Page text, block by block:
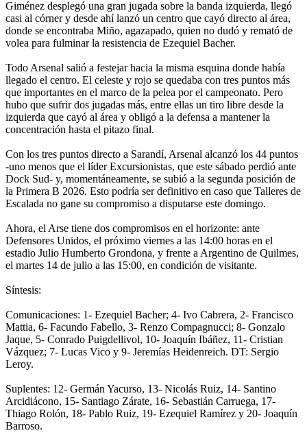
Giménez desplegó una gran jugada sobre la banda izquierda, llegó
casi al córner y desde ahí lanzó un centro que cayó directo al área,
donde se encontraba Miño, agazapado, quien no dudó y remató de
volea para fulminar la resistencia de Ezequiel Bacher.
Todo Arsenal salió a festejar hacia la misma esquina donde había
llegado el centro. El celeste y rojo se quedaba con tres puntos más
que importantes en el marco de la pelea por el campeonato. Pero
hubo que sufrir dos jugadas más, entre ellas un tiro libre desde la
izquierda que cayó al área y obligó a la defensa a mantener la
concentración hasta el pitazo final.
Con los tres puntos directo a Sarandí, Arsenal alcanzó los 44 puntos
-uno menos que el líder Excursionistas, que este sábado perdió ante
Dock Sud- y, momentáneamente, se subió a la segunda posición de
la Primera B 2026. Esto podría ser definitivo en caso que Talleres de
Escalada no gane su compromiso a disputarse este domingo.
Ahora, el Arse tiene dos compromisos en el horizonte: ante
Defensores Unidos, el próximo viernes a las 14:00 horas en el
estadio Julio Humberto Grondona, y frente a Argentino de Quilmes,
el martes 14 de julio a las 15:00, en condición de visitante.
Síntesis:
Comunicaciones: 1- Ezequiel Bacher; 4- Ivo Cabrera, 2- Francisco
Mattia, 6- Facundo Fabello, 3- Renzo Compagnucci; 8- Gonzalo
Jaque, 5- Conrado Puigdellivol, 10- Joaquín Ibáñez, 11- Cristian
Vázquez; 7- Lucas Vico y 9- Jeremías Heidenreich. DT: Sergio
Leroy.
Suplentes: 12- Germán Yacurso, 13- Nicolás Ruiz, 14- Santino
Arcidiácono, 15- Santiago Zárate, 16- Sebastián Carruega, 17-
Thiago Rolón, 18- Pablo Ruiz, 19- Ezequiel Ramírez y 20- Joaquín
Barroso.